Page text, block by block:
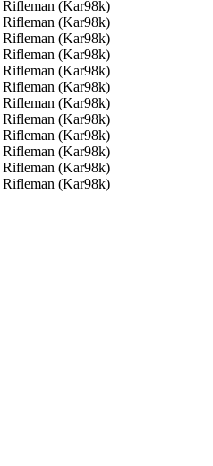
Rifleman (Kar98k)
Rifleman (Kar98k)
Rifleman (Kar98k)
Rifleman (Kar98k)
Rifleman (Kar98k)
Rifleman (Kar98k)
Rifleman (Kar98k)
Rifleman (Kar98k)
Rifleman (Kar98k)
Rifleman (Kar98k)
Rifleman (Kar98k)
Rifleman (Kar98k)